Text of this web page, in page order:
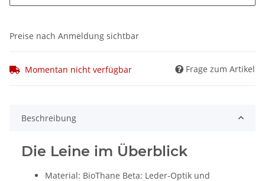
Preise nach Anmeldung sichtbar
Momentan nicht verfügbar Frage zum Artikel
Beschreibung
Die Leine im Überblick
Material: BioThane Beta: Leder-Optik und